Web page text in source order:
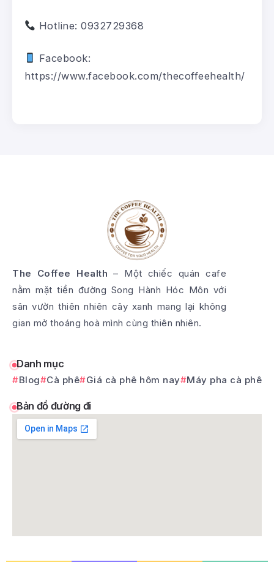
Hotline: 0932729368
Facebook:
https://www.facebook.com/thecoffeehealth/
The Coffee Health – Một chiếc quán cafe
nằm mặt tiền đường Song Hành Hóc Môn với
sân vườn thiên nhiên cây xanh mang lại không
gian mở thoáng hoà mình cùng thiên nhiên.
Danh mục
Blog Cà phê Giá cà phê hôm nay Máy pha cà phê
Bản đồ đường đi